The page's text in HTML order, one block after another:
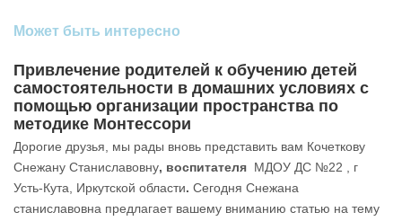
Может быть интересно
Привлечение родителей к обучению детей
самостоятельности в домашних условиях с
помощью организации пространства по
методике Монтессори
Дорогие друзья, мы рады вновь представить вам Кочеткову
Снежану Станиславовну, воспитателя МДОУ ДС №22 , г
Усть-Кута, Иркутской области. Сегодня Снежана
станиславовна предлагает вашему вниманию статью на тему